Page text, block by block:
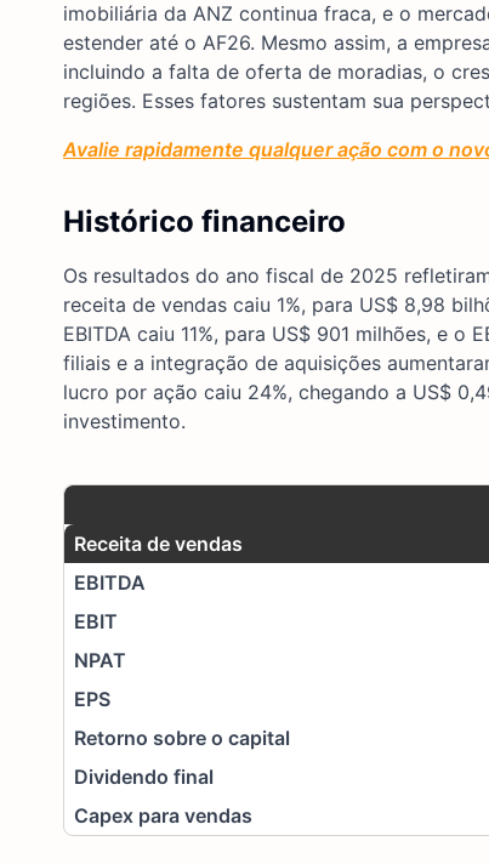
imobiliária da ANZ continua fraca, e o
estender até o AF26. Mesmo assim, a
incluindo a falta de oferta de moradias, o
regiões. Esses fatores sustentam sua
Avalie rapidamente qualquer ação com o
Histórico financeiro
Os resultados do ano fiscal de 2025
receita de vendas caiu 1%, para US$ 8,98
EBITDA caiu 11%, para US$ 901 milhões, e
filiais e a integração de aquisições
lucro por ação caiu 24%, chegando a US$
investimento.
Receita de vendas
EBITDA
EBIT
NPAT
EPS
Retorno sobre o capital
Dividendo final
Capex para vendas